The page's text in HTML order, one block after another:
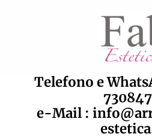
Telefono e
e-Mail :